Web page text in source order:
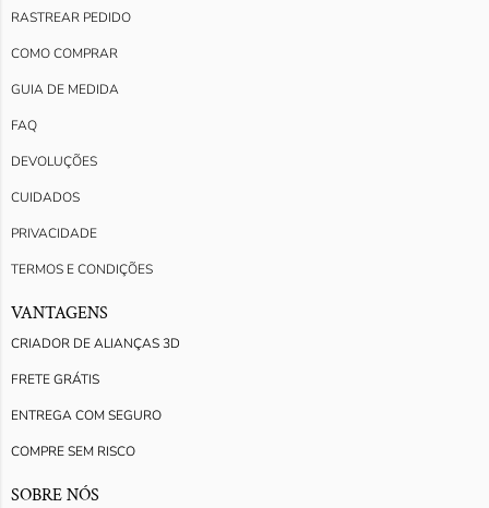
RASTREAR PEDIDO
COMO COMPRAR
GUIA DE MEDIDA
FAQ
DEVOLUÇÕES
CUIDADOS
PRIVACIDADE
TERMOS E CONDIÇÕES
VANTAGENS
CRIADOR DE ALIANÇAS 3D
FRETE GRÁTIS
ENTREGA COM SEGURO
COMPRE SEM RISCO
SOBRE NÓS